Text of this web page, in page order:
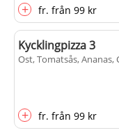
+ fr. från 99 kr
Kycklingpizza 3
Ost, Tomatsås, Ananas,
+ fr. från 99 kr